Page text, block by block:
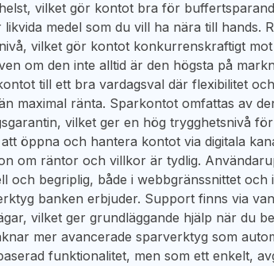
vilket gör kontot bra för
medel som du vill ha nära till hands.
vilket gör kontot konkurrenskraftigt
om den inte alltid är den högsta på
till ett bra vardagsval där flexibilitet
maximal ränta. Sparkontot omfattas av
vilket ger en hög trygghetsnivå
öppna och hantera kontot via digitala
om räntor och villkor är tydlig.
och begriplig, både i webbgränssnittet och
banken erbjuder. Support finns via
vilket ger grundläggande hjälp när du
mer avancerade sparverktyg som
funktionalitet, men som ett enkelt,